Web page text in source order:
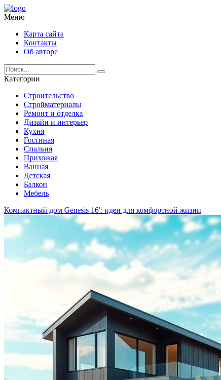
Меню
Карта сайта
Контакты
Об авторе
Категории
Строительство
Стройматериалы
Ремонт и отделка
Дизайн и интерьер
Кухня
Гостиная
Спальня
Прихожая
Ванная
Детская
Балкон
Мебель
Компактный дом Genesis 16′: идеи для комфортной жизни